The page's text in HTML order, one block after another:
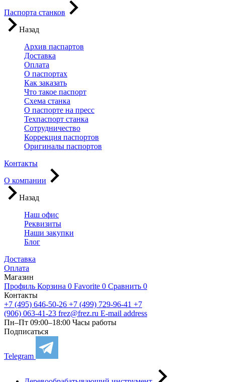
Паспорта станков
Назад
Архив паспартов
Доставка
Оплата
О паспортах
Как заказать
Что такое паспорт
Схема станка
О паспорте на пресс
Техпаспорт станка
Сотрудничество
Коррекция паспортов
Оригиналы паспортов
Контакты
О компании
Назад
Наш офис
Реквизиты
Наши закупки
Блог
Доставка
Оплата
Магазин
Профиль Корзина 0 Favorite 0 Сравнить 0
Контакты
+7 (495) 646-50-26 +7 (499) 729-96-41 +7
(906) 063-41-23 frez@frez.ru E-mail address
Пн–Пт 09:00–18:00 Часы работы
Подписаться
Telegram